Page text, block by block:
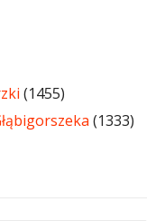
(1455)
(1333)